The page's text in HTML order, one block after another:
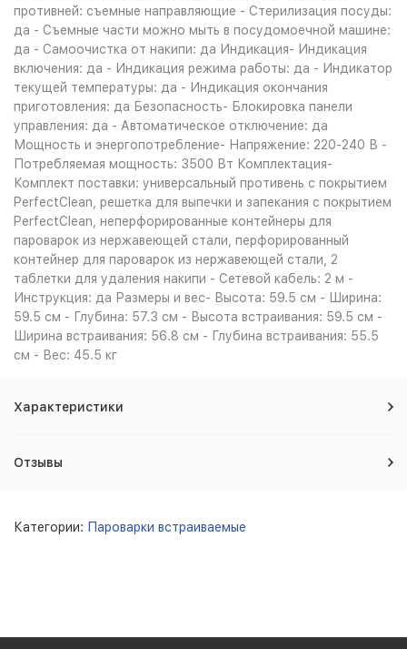
противней: съемные направляющие - Стерилизация посуды:
да - Съемные части можно мыть в посудомоечной машине:
да - Самоочистка от накипи: да Индикация- Индикация
включения: да - Индикация режима работы: да - Индикатор
текущей температуры: да - Индикация окончания
приготовления: да Безопасность- Блокировка панели
управления: да - Автоматическое отключение: да
Мощность и энергопотребление- Напряжение: 220-240 В -
Потребляемая мощность: 3500 Вт Комплектация-
Комплект поставки: универсальный противень с покрытием
PerfectClean, решетка для выпечки и запекания с покрытием
PerfectClean, неперфорированные контейнеры для
пароварок из нержавеющей стали, перфорированный
контейнер для пароварок из нержавеющей стали, 2
таблетки для удаления накипи - Сетевой кабель: 2 м -
Инструкция: да Размеры и вес- Высота: 59.5 см - Ширина:
59.5 см - Глубина: 57.3 см - Высота встраивания: 59.5 см -
Ширина встраивания: 56.8 см - Глубина встраивания: 55.5
см - Вес: 45.5 кг
Характеристики
Отзывы
Категории: Пароварки встраиваемые